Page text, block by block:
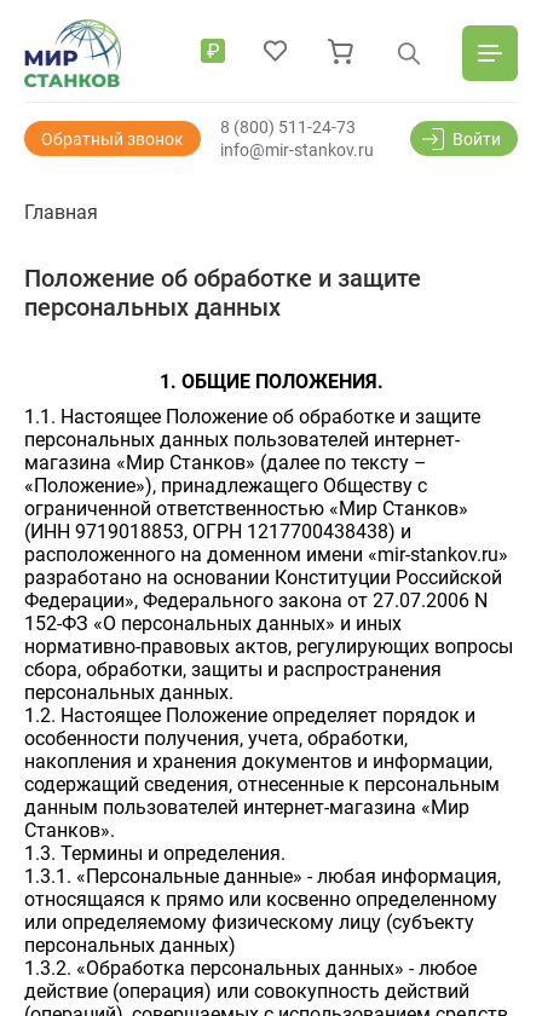
₽
Обратный звонок
info@mir-stankov.ru
8 (800) 511-24-73
Войти
Главная
Положение об обработке и защите
персональных данных
1. ОБЩИЕ ПОЛОЖЕНИЯ.
1.1. Настоящее Положение об обработке и защите
персональных данных пользователей интернет-
магазина «Мир Станков» (далее по тексту –
«Положение»), принадлежащего Обществу с
ограниченной ответственностью «Мир Станков»
(ИНН 9719018853, ОГРН 1217700438438) и
расположенного на доменном имени «mir-stankov.ru»
разработано на основании Конституции Российской
Федерации», Федерального закона от 27.07.2006 N
152-ФЗ «О персональных данных» и иных
нормативно-правовых актов, регулирующих вопросы
сбора, обработки, защиты и распространения
персональных данных.
1.2. Настоящее Положение определяет порядок и
особенности получения, учета, обработки,
накопления и хранения документов и информации,
содержащий сведения, отнесенные к персональным
данным пользователей интернет-магазина «Мир
Станков».
1.3. Термины и определения.
1.3.1. «Персональные данные» - любая информация,
относящаяся к прямо или косвенно определенному
или определяемому физическому лицу (субъекту
персональных данных)
1.3.2. «Обработка персональных данных» - любое
действие (операция) или совокупность действий